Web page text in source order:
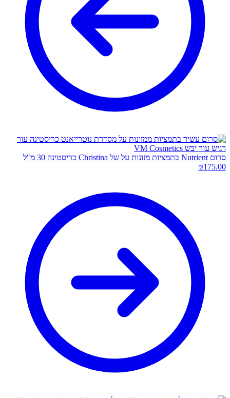
סרום Nutrient בתמציות מזונות על של Christina כריסטינה 30 מ"ל
₪175.00